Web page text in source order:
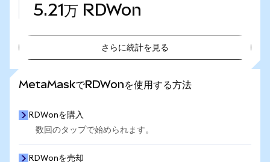
5.21万 RDWon
さらに統計を見る
MetaMaskでRDWonを使用する方法
RDWonを購入
数回のタップで始められます。
RDWonを売却